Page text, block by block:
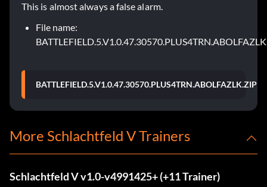
This is almost always a false alarm.
File name:
BATTLEFIELD.5.V1.0.47.30570.PLUS4TRN.ABOLFAZLK.ZIP
More Schlachtfeld V Trainers
Schlachtfeld V v1.0-v4991425+ (+11 Trainer)